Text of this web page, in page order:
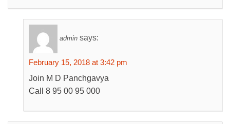
admin says:
February 15, 2018 at 3:42 pm
Join M D Panchgavya
Call 8 95 00 95 000